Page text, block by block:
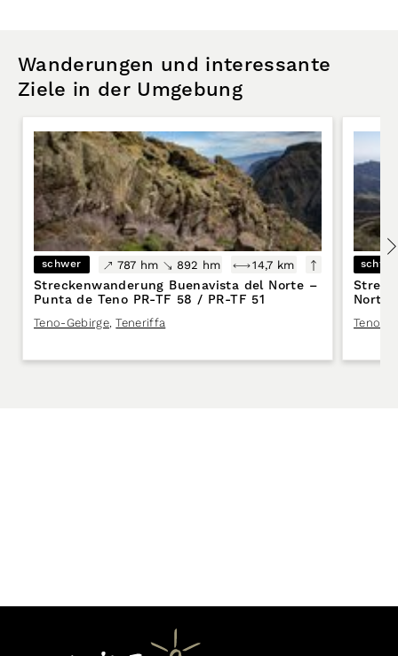
Wanderungen und interessante
Ziele in der Umgebung
schwer 787 hm 892 hm 14,7 km
Streckenwanderung Buenavista del Norte –
Punta de Teno PR-TF 58 / PR-TF 51
Teno-Gebirge, Teneriffa
Norte
Teno-